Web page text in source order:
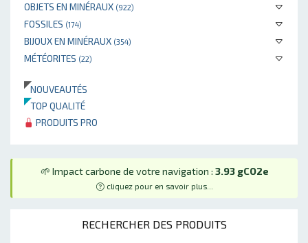
OBJETS EN MINÉRAUX (922)
FOSSILES (174)
BIJOUX EN MINÉRAUX (354)
MÉTÉORITES (22)
NOUVEAUTÉS
TOP QUALITÉ
PRODUITS PRO
🌱 Impact carbone de votre navigation : 3.93 gCO2e
cliquez pour en savoir plus...
RECHERCHER DES PRODUITS